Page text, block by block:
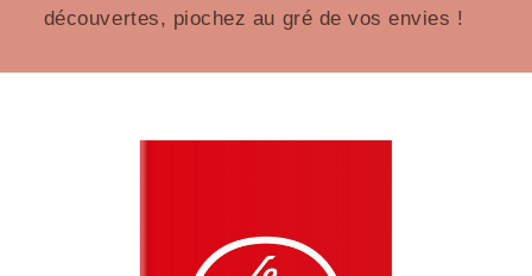
découvertes, piochez au gré de vos envies !